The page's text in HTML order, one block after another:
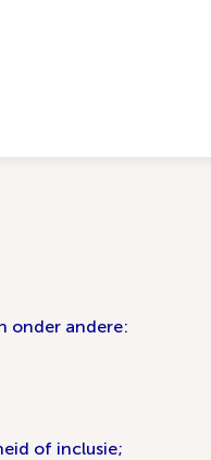
onder andere:
of inclusie;